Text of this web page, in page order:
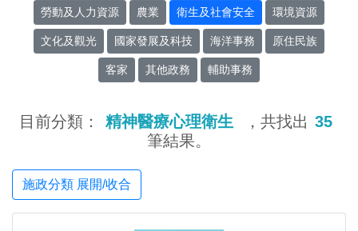
勞動及人力資源 農業 衛生及社會安全 環境資源
文化及觀光 國家發展及科技 海洋事務 原住民族
客家 其他政務 輔助事務
目前分類： 精神醫療心理衛生 ，共找出 35
筆結果。
施政分類 展開/收合